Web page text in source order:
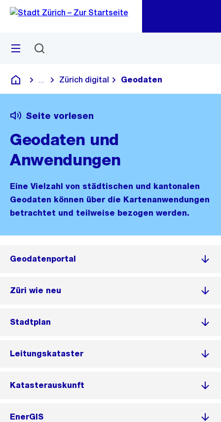
Navigation
Sprunglink
Menü
Deutsch
Blende alle Breadcrumbs ein
Zürich digital Geodaten
Seite vorlesen
Geodaten und
Anwendungen
Eine Vielzahl von städtischen und kantonalen
Geodaten können über die Kartenanwendungen
betrachtet und teilweise bezogen werden.
Geodatenportal
Züri wie neu
Stadtplan
Leitungskataster
Katasterauskunft
EnerGIS